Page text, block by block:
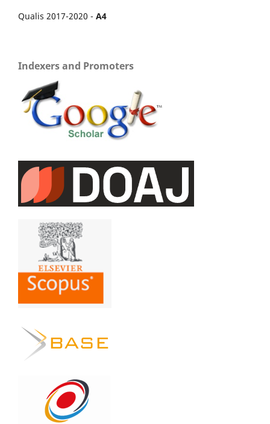
Qualis 2017-2020 - A4
Indexers and Promoters